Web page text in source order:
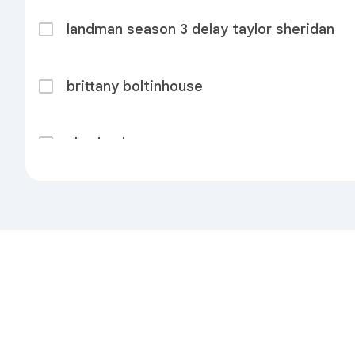
landman season 3 delay taylor sheridan
brittany boltinhouse
alex hughes